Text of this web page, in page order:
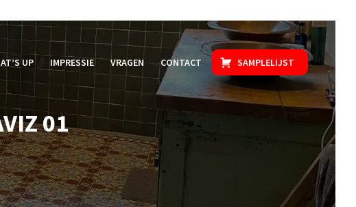
UP IMPRESSIE VRAGEN CONTACT SAMPLELIJST
01